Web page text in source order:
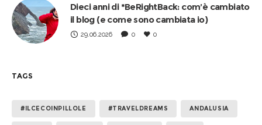
Dieci anni di *BeRightBack: com’è cambiato
il blog (e come sono cambiata io)
29.06.2026 0 0
TAGS
#ILCECOINPILLOLE #TRAVELDREAMS ANDALUSIA